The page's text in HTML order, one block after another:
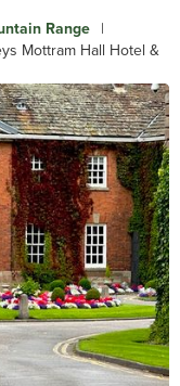
Range |
Mottram Hall Hotel &